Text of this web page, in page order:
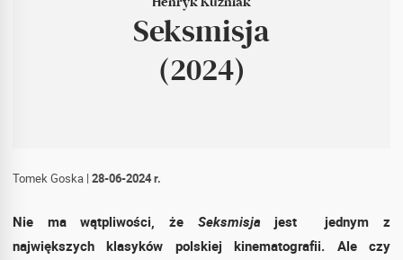
Seksmisja
(2024)
Tomek Goska | 28-06-2024 r.
Nie ma wątpliwości, że Seksmisja jest jednym z
największych klasyków polskiej kinematografii. Ale czy